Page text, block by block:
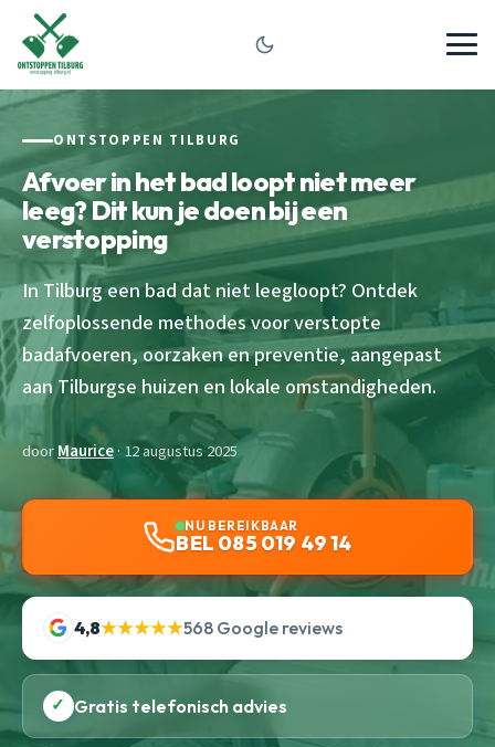
ONTSTOPPEN TILBURG
Afvoer in het bad loopt niet meer
leeg? Dit kun je doen bij een
verstopping
In Tilburg een bad dat niet leegloopt? Ontdek
zelfoplossende methodes voor verstopte
badafvoeren, oorzaken en preventie, aangepast
aan Tilburgse huizen en lokale omstandigheden.
doorMaurice· 12 augustus 2025
NU BEREIKBAAR
BEL 085 019 49 14
4,8★★★★★568 Google reviews
✓ Gratis telefonisch advies